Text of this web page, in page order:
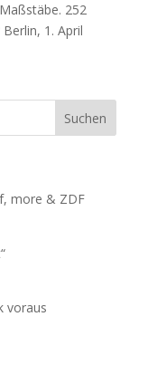
252
1. April
more & ZDF
voraus